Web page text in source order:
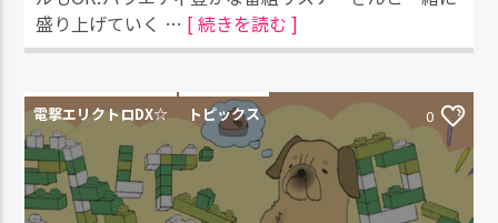
盛り上げていく … [ 続きを読む ]
電撃エリクトロDX☆ トピックス 0